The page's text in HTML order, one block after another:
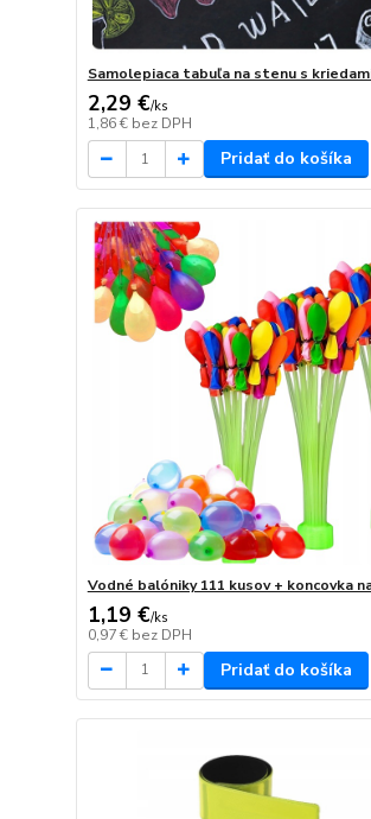
Samolepiaca tabuľa na stenu s
2,29 €/ks
1,86 € bez DPH
Pridať do košíka
Vodné balóniky 111 kusov + koncovka
1,19 €/ks
0,97 € bez DPH
Pridať do košíka